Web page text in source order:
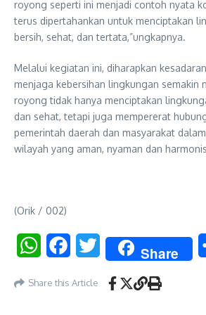
royong seperti ini menjadi contoh nyata
terus dipertahankan untuk menciptakan
bersih, sehat, dan tertata,”ungkapnya.
Melalui kegiatan ini, diharapkan
menjaga kebersihan lingkungan semakin
royong tidak hanya menciptakan
dan sehat, tetapi juga mempererat
pemerintah daerah dan masyarakat
wilayah yang aman, nyaman dan
(Orik / 002)
WhatsAppFacebookTwitter Share
Share this Article